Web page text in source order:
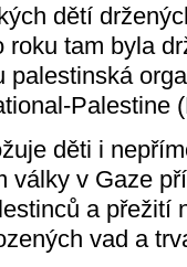
dětí
tam byla
palestinská
Palestine
děti i
války v Gaze
a přežití
vad a